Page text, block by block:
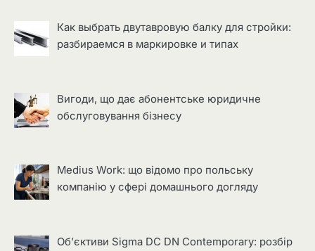
Как выбрать двутавровую балку для стройки:
разбираемся в маркировке и типах
Вигоди, що дає абонентське юридичне
обслуговування бізнесу
Medius Work: що відомо про польську
компанію у сфері домашнього догляду
Об’єктиви Sigma DC DN Contemporary: розбір